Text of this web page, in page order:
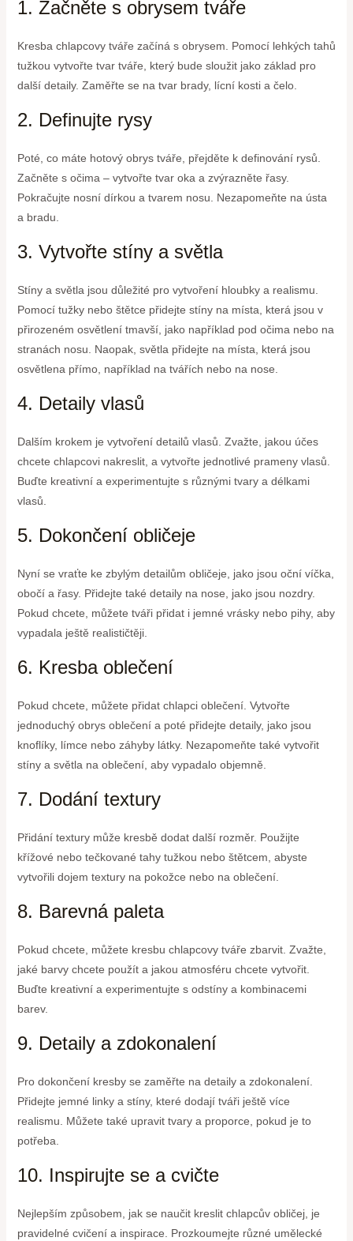
1. Začněte s obrysem tváře
Kresba chlapcovy tváře začíná s obrysem. Pomocí lehkých tahů
tužkou vytvořte tvar tváře, který bude sloužit jako základ pro
další detaily. Zaměřte se na tvar brady, lícní kosti a čelo.
2. Definujte rysy
Poté, co máte hotový obrys tváře, přejděte k definování rysů.
Začněte s očima – vytvořte tvar oka a zvýrazněte řasy.
Pokračujte nosní dírkou a tvarem nosu. Nezapomeňte na ústa
a bradu.
3. Vytvořte stíny a světla
Stíny a světla jsou důležité pro vytvoření hloubky a realismu.
Pomocí tužky nebo štětce přidejte stíny na místa, která jsou v
přirozeném osvětlení tmavší, jako například pod očima nebo na
stranách nosu. Naopak, světla přidejte na místa, která jsou
osvětlena přímo, například na tvářích nebo na nose.
4. Detaily vlasů
Dalším krokem je vytvoření detailů vlasů. Zvažte, jakou účes
chcete chlapcovi nakreslit, a vytvořte jednotlivé prameny vlasů.
Buďte kreativní a experimentujte s různými tvary a délkami
vlasů.
5. Dokončení obličeje
Nyní se vraťte ke zbylým detailům obličeje, jako jsou oční víčka,
obočí a řasy. Přidejte také detaily na nose, jako jsou nozdry.
Pokud chcete, můžete tváři přidat i jemné vrásky nebo pihy, aby
vypadala ještě realističtěji.
6. Kresba oblečení
Pokud chcete, můžete přidat chlapci oblečení. Vytvořte
jednoduchý obrys oblečení a poté přidejte detaily, jako jsou
knoflíky, límce nebo záhyby látky. Nezapomeňte také vytvořit
stíny a světla na oblečení, aby vypadalo objemně.
7. Dodání textury
Přidání textury může kresbě dodat další rozměr. Použijte
křížové nebo tečkované tahy tužkou nebo štětcem, abyste
vytvořili dojem textury na pokožce nebo na oblečení.
8. Barevná paleta
Pokud chcete, můžete kresbu chlapcovy tváře zbarvit. Zvažte,
jaké barvy chcete použít a jakou atmosféru chcete vytvořit.
Buďte kreativní a experimentujte s odstíny a kombinacemi
barev.
9. Detaily a zdokonalení
Pro dokončení kresby se zaměřte na detaily a zdokonalení.
Přidejte jemné linky a stíny, které dodají tváři ještě více
realismu. Můžete také upravit tvary a proporce, pokud je to
potřeba.
10. Inspirujte se a cvičte
Nejlepším způsobem, jak se naučit kreslit chlapcův obličej, je
pravidelné cvičení a inspirace. Prozkoumejte různé umělecké